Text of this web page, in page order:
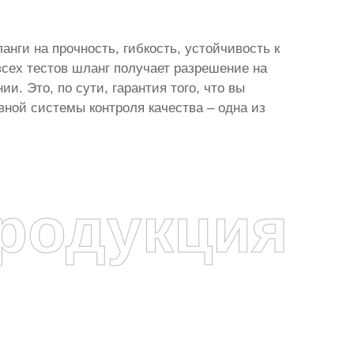
на прочность, гибкость, устойчивость к
тестов шланг получает разрешение на
Это, по сути, гарантия того, что вы
системы контроля качества – одна из